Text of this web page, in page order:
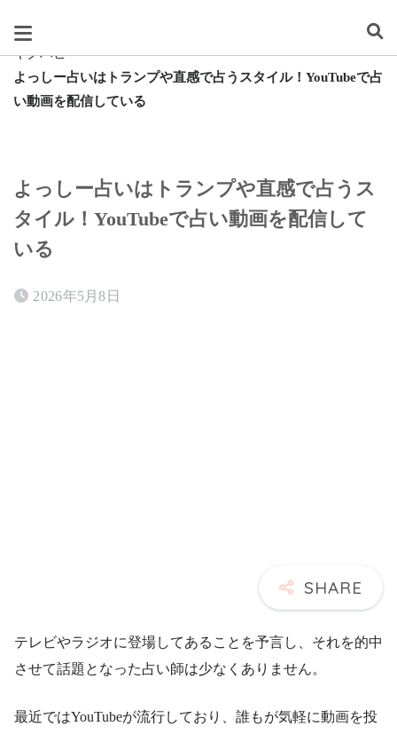
スグレタ
キクハピ
よっしー占いはトランプや直感で占うスタイル！YouTubeで占
い動画を配信している
よっしー占いはトランプや直感で占うス
タイル！YouTubeで占い動画を配信して
いる
2026年5月8日
テレビやラジオに登場してあることを予言し、それを的中
させて話題となった占い師は少なくありません。
最近ではYouTubeが流行しており、誰もが気軽に動画を投